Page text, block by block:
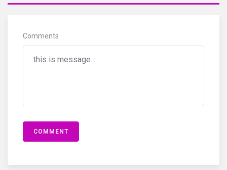
Comments
COMMENT